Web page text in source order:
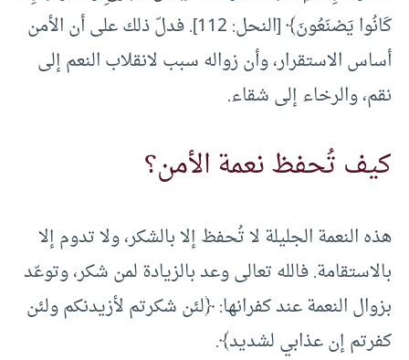
كَانُوا يَصْنَعُونَ﴾ [النحل: 112]. فدلّ ذلك على أن الأمن
أساس الاستقرار، وأن زواله سبب لانقلاب النعم إلى
نقم، والرخاء إلى شقاء.
كيف تُحفظ نعمة الأمن؟
هذه النعمة الجليلة لا تُحفظ إلا بالشكر، ولا تدوم إلا
بالاستقامة. فالله تعالى وعد بالزيادة لمن شكر، وتوعّد
بزوال النعمة عند كفرانها: ﴿لئن شكرتم لأزيدنكم ولئن
كفرتم إن عذابي لشديد﴾.